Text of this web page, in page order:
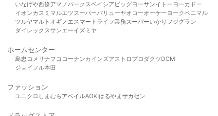
いなげや西條アマノパークスベイシア ビッグヨーサンイトーヨーカドー
イオンカスミ マルエツスーパーバリューヤオコーオーケー ヨークベニマル
ツルヤマルト オギノ エスマート ライフ業務スーパーいかり フジグラン
ダイレックスサンエーイズミヤ
ホームセンター
島忠 コメリ ナフコ コーナンカインズアストロプロダクツDCM
ジョイフル本田
ファッション
ユニクロ しまむら アベイルAOKIはるやま サカゼン